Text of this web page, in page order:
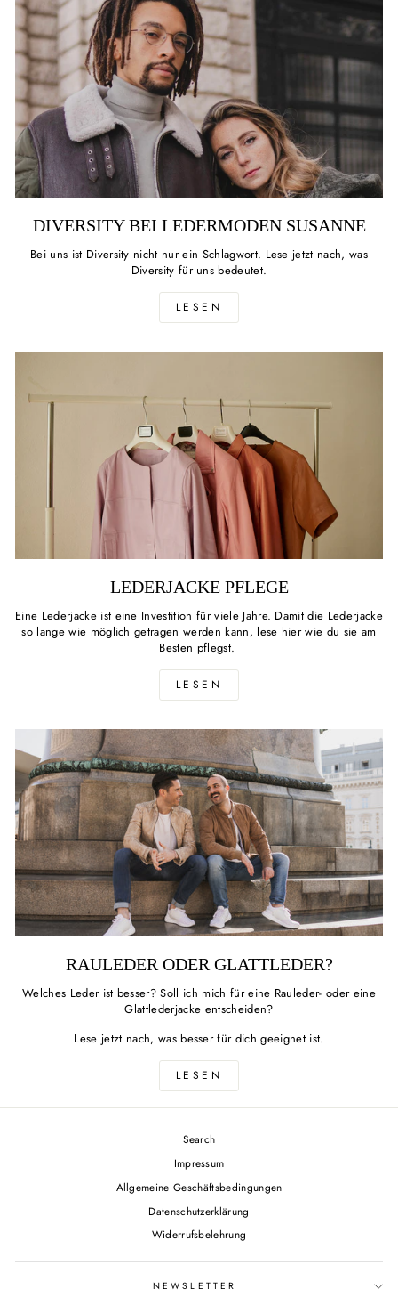
DIVERSITY BEI LEDERMODEN SUSANNE
Bei uns ist Diversity nicht nur ein Schlagwort. Lese jetzt nach, was
Diversity für uns bedeutet.
LESEN
LEDERJACKE PFLEGE
Eine Lederjacke ist eine Investition für viele Jahre. Damit die Lederjacke
so lange wie möglich getragen werden kann, lese hier wie du sie am
Besten pflegst.
LESEN
RAULEDER ODER GLATTLEDER?
Welches Leder ist besser? Soll ich mich für eine Rauleder- oder eine
Glattlederjacke entscheiden?
Lese jetzt nach, was besser für dich geeignet ist.
LESEN
Search
Impressum
Allgemeine Geschäftsbedingungen
Datenschutzerklärung
Widerrufsbelehrung
NEWSLETTER